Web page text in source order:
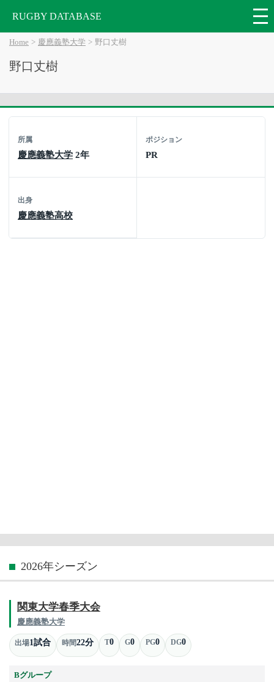
RUGBY DATABASE
Home 慶應義塾大学 野口丈樹
野口丈樹
所属
慶應義塾大学 2年
ポジション
PR
出身
慶應義塾高校
2026年シーズン
関東大学春季大会
慶應義塾大学
出場1試合 時間22分 T0 G0 PG0 DG0
Bグループ